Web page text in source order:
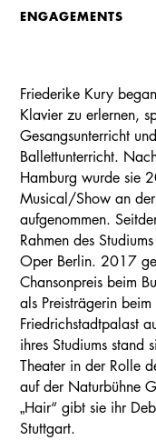
ENGAGEMENTS
Friederike Kury
Klavier zu erlernen,
Gesangsunterricht
Ballettunterricht.
Hamburg wurde sie
Musical/Show an
aufgenommen.
Rahmen des
Oper Berlin. 2017
Chansonpreis beim
als Preisträgerin
Friedrichstadtpalast
ihres Studiums stand
Theater in der Rolle
auf der Naturbühne
„Hair“ gibt sie ihr
Stuttgart.